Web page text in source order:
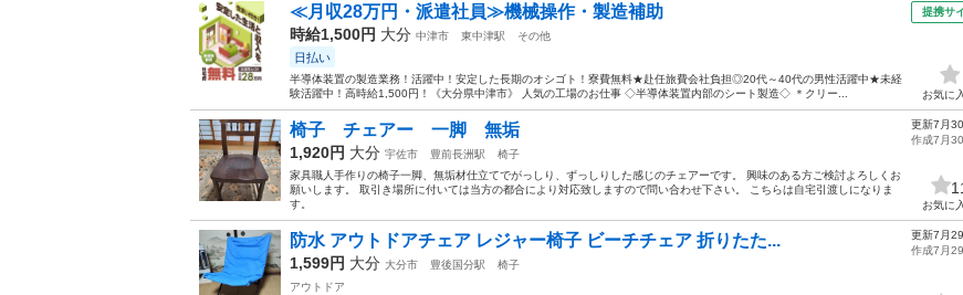
≪月収28万円・派遣社員≫機械操作・製造補助
時給1,500円 大分 中津市 東中津駅 その他
日払い
半導体装置の製造業務！活躍中！安定した長期のオシゴト！寮費無料★赴任旅費会社負担◎20代～40代の男性活躍中★未経
験活躍中！高時給1,500円！《大分県中津市》 人気の工場のお仕事 ◇半導体装置内部のシート製造◇ ＊クリー...
提携サ
お気に
椅子 チェアー 一脚 無垢
1,920円 大分 宇佐市 豊前長洲駅
椅子
家具職人手作りの椅子一脚、無垢材仕立てでがっしり、ずっしりした感じのチェアーです。 興味のある方ご検討よろしくお
願いします。 取引き場所に付いては当方の都合により対応致しますので問い合わせ下さい。 こちらは自宅引渡しになりま
す。
更新7月
作成7月
お気に
防水 アウトドアチェア レジャー椅子 ビーチチェア 折りたた...
1,599円 大分 大分市 豊後国分駅
椅子
アウトドア
更新7月
作成7月